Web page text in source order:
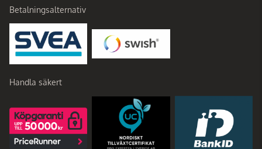
Betalningsalternativ
Handla säkert